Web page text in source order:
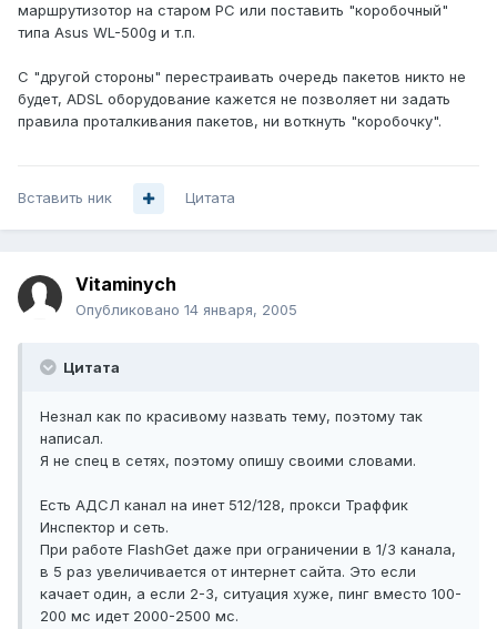
маршрутизотор на старом PC или поставить "коробочный"
типа Asus WL-500g и т.п.
С "другой стороны" перестраивать очередь пакетов никто не
будет, ADSL оборудование кажется не позволяет ни задать
правила проталкивания пакетов, ни воткнуть "коробочку".
Вставить ник Цитата
Vitaminych
Опубликовано 14 января, 2005
Цитата
Незнал как по красивому назвать тему, поэтому так
написал.
Я не спец в сетях, поэтому опишу своими словами.
Есть АДСЛ канал на инет 512/128, прокси Траффик
Инспектор и сеть.
При работе FlashGet даже при ограничении в 1/3 канала,
в 5 раз увеличивается от интернет сайта. Это если
качает один, а если 2-3, ситуация хуже, пинг вместо 100-
200 мс идет 2000-2500 мс.